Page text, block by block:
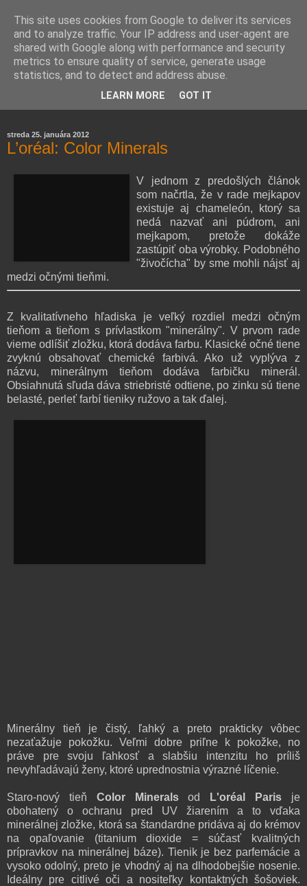
rozoberá témy o zdraví, živote a všetko možné.
streda 25. januára 2012
L’oréal: Color Minerals
V jednom z predošlých článok
som načrtla, že v rade mejkapov
existuje aj chameleón, ktorý sa
nedá nazvať ani púdrom, ani
mejkapom, pretože dokáže
zastúpiť oba výrobky. Podobného
"živočícha" by sme mohli nájsť aj
medzi očnými tieňmi.
Z kvalitatívneho hľadiska je veľký rozdiel medzi očným
tieňom a tieňom s prívlastkom "minerálny". V prvom rade
vieme odlíšiť zložku, ktorá dodáva farbu. Klasické očné tiene
zvyknú obsahovať chemické farbivá. Ako už vyplýva z
názvu, minerálnym tieňom dodáva farbičku minerál.
Obsiahnutá sľuda dáva striebristé odtiene, po zinku sú tiene
belasté, perleť farbí tieniky ružovo a tak ďalej.
Minerálny tieň je čistý, ľahký a preto prakticky vôbec
nezaťažuje pokožku. Veľmi dobre priľne k pokožke, no
práve pre svoju ľahkosť a slabšiu intenzitu ho príliš
nevyhľadávajú ženy, ktoré uprednostnia výrazné líčenie.
Staro-nový tieň Color Mineralsod L'oréal Paris je
obohatený o ochranu pred UV žiarením a to vďaka
minerálnej zložke, ktorá sa štandardne pridáva aj do krémov
na opaľovanie (titanium dioxide = súčasť kvalitných
prípravkov na minerálnej báze). Tienik je bez parfemácie a
vysoko odolný, preto je vhodný aj na dlhodobejšie nosenie.
Ideálny pre citlivé oči a nositeľky kontaktných šošoviek.
This site uses cookies from Google to deliver its services
and to analyze traffic. Your IP address and user-agent are
shared with Google along with performance and security
metrics to ensure quality of service, generate usage
statistics, and to detect and address abuse.
LEARN MORE GOT IT